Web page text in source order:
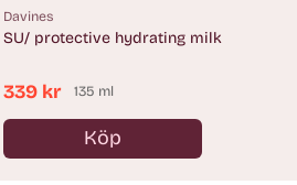
Davines
SU/ protective hydrating milk
339 kr 135 ml
Köp
Antal